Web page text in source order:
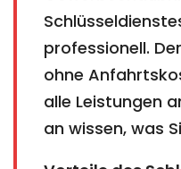
professionell.
ohne
alle Leistungen
an wissen, was